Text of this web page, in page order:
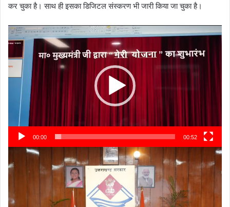
कर चुका है। साथ ही इसका डिजिटल संस्करण भी जारी किया जा चुका है।
Video
Player
00:00 00:52